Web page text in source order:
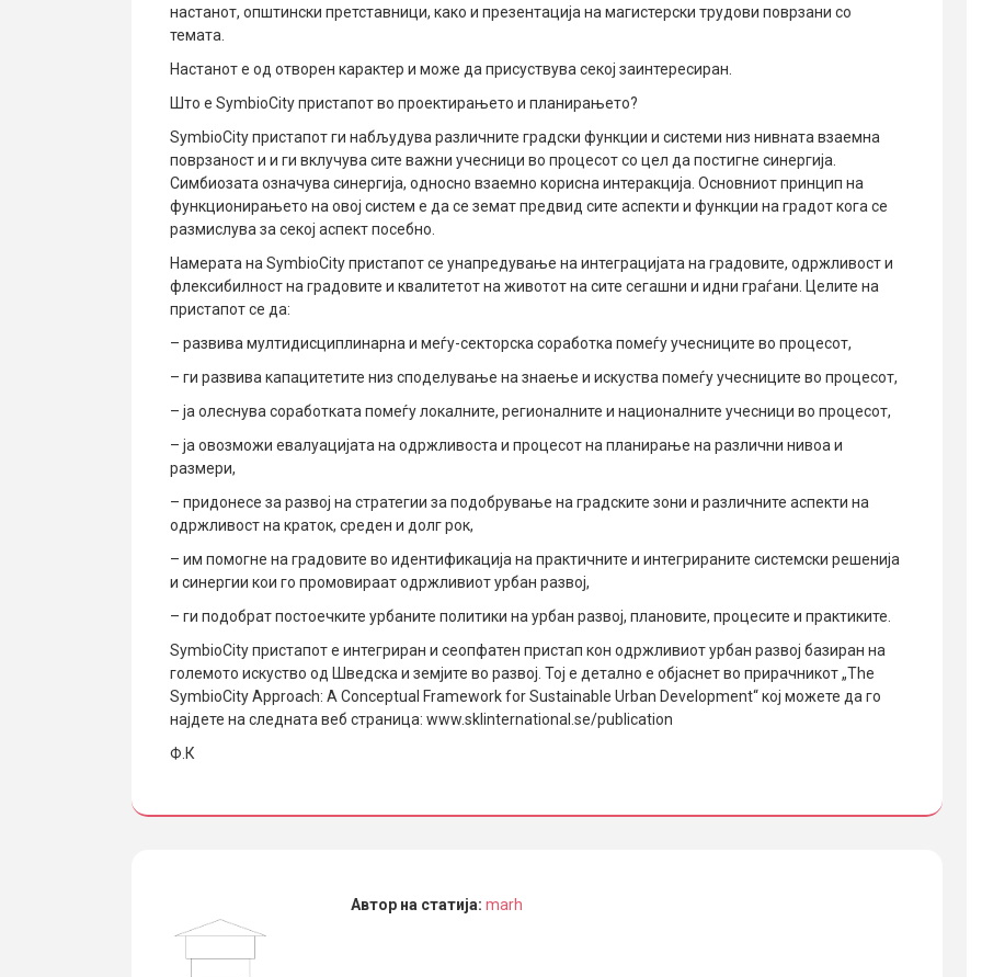
настанот, општински претставници, како и презентација на магистерски трудови поврзани со
темата.
Настанот е од отворен карактер и може да присуствува секој заинтересиран.
Што е SymbioCity пристапот во проектирањето и планирањето?
SymbioCity пристапот ги набљудува различните градски функции и системи низ нивната взаемна
поврзаност и и ги вклучува сите важни учесници во процесот со цел да постигне синергија.
Симбиозата означува синергија, односно взаемно корисна интеракција. Основниот принцип на
функционирањето на овој систем е да се земат предвид сите аспекти и функции на градот кога се
размислува за секој аспект посебно.
Намерата на SymbioCity пристапот се унапредување на интеграцијата на градовите, одржливост и
флексибилност на градовите и квалитетот на животот на сите сегашни и идни граѓани. Целите на
пристапот се да:
– развива мултидисциплинарна и меѓу-секторска соработка помеѓу учесниците во процесот,
– ги развива капацитетите низ споделување на знаење и искуства помеѓу учесниците во процесот,
– ја олеснува соработката помеѓу локалните, регионалните и националните учесници во процесот,
– ја овозможи евалуацијата на одржливоста и процесот на планирање на различни нивоа и
размери,
– придонесе за развој на стратегии за подобрување на градските зони и различните аспекти на
одржливост на краток, среден и долг рок,
– им помогне на градовите во идентификација на практичните и интегрираните системски решенија
и синергии кои го промовираат одржливиот урбан развој,
– ги подобрат постоечките урбаните политики на урбан развој, плановите, процесите и практиките.
SymbioCity пристапот е интегриран и сеопфатен пристап кон одржливиот урбан развој базиран на
големото искуство од Шведска и земјите во развој. Тој е детално е објаснет во прирачникот „The
SymbioCity Approach: A Conceptual Framework for Sustainable Urban Development“ кој можете да го
најдете на следната веб страница: www.sklinternational.se/publication
Ф.К
Автор на статија: marh